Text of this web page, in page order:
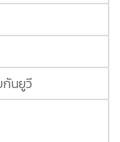
กันยูวี